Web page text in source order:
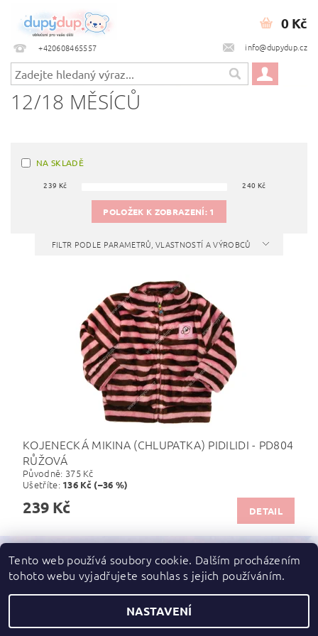
+420608465557 info@dupydup.cz
0 Kč
12/18 MĚSÍCŮ
NA SKLADĚ
239 Kč 240 Kč
POLOŽEK K ZOBRAZENÍ: 1
FILTR PODLE PARAMETRŮ, VLASTNOSTÍ A VÝROBCŮ
KOJENECKÁ MIKINA (CHLUPATKA) PIDILIDI - PD804
RŮŽOVÁ
Původně: 375 Kč
Ušetříte: 136 Kč (–36 %)
239 Kč DETAIL
Zboží.cz | Heureka.cz
2026 ©dupydup, všechna práva vyhrazena
Tento web používá soubory cookie. Dalším procházením
tohoto webu vyjadřujete souhlas s jejich používáním.
NASTAVENÍ